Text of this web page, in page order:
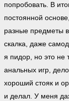
попробовать. В
постоянной
разные предметы
скалка, даже
я пидор, но это не
анальных игр,
хороший стояк и
и делал. У меня